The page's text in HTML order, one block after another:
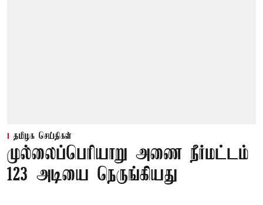
தமிழக செய்திகள்
முல்லைப்பெரியாறு அணை நீர்மட்டம்
123 அடியை நெருங்கியது